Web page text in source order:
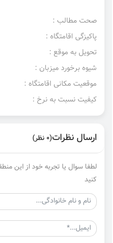
صحت مطالب :
پاکیزگی اقامتگاه :
تحویل به موقع :
شیوه برخورد میزبان :
موقعیت مکانی اقامتگاه :
کیفیت نسبت به نرخ :
ارسال نظرات(0 نظر)
لطفا سوال یا تجربه خود از این
کنید